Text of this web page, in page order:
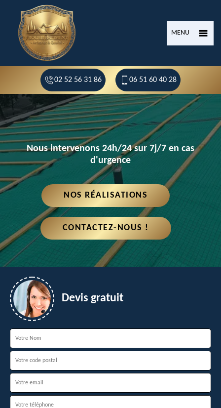
MENU
02 52 56 31 86 06 51 60 40 28
Nous intervenons 24h/24 sur 7j/7 en cas
d'urgence
NOS RÉALISATIONS
CONTACTEZ-NOUS !
Devis gratuit